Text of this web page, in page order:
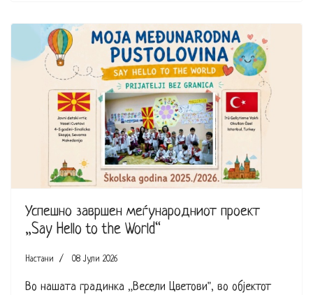
Успешно завршен меѓународниот проект
„Say Hello to the World“
Настани 08 Јули 2026
Во нашата градинка „Весели Цветови", во објектот